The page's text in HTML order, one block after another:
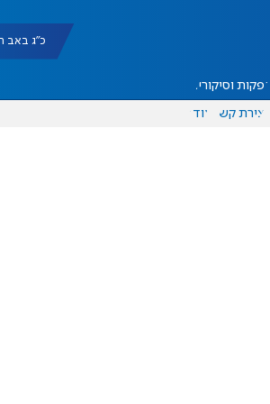
כ"ג באב תשפ"ו
הפקות וסיקורים
יצירת קשר עוד